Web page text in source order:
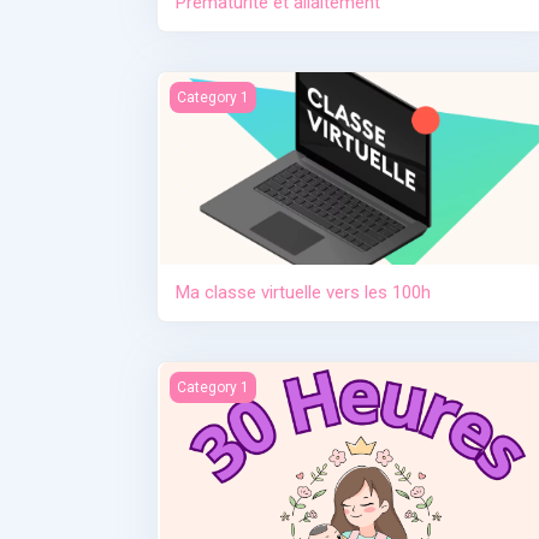
Ma classe virtuelle vers les 100h
Category 1
Ma classe virtuelle vers les 100h
Contraception. Allaitement en situation de crise
Category 1